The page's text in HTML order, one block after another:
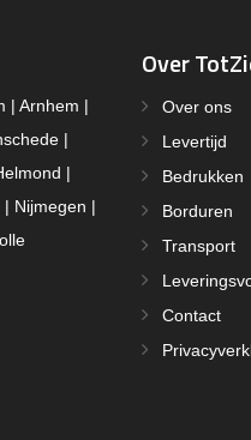
| Arnhem |
|
|
Nijmegen |
Over
Over ons
Levertijd
Bedrukken
Borduren
Transport
Contact